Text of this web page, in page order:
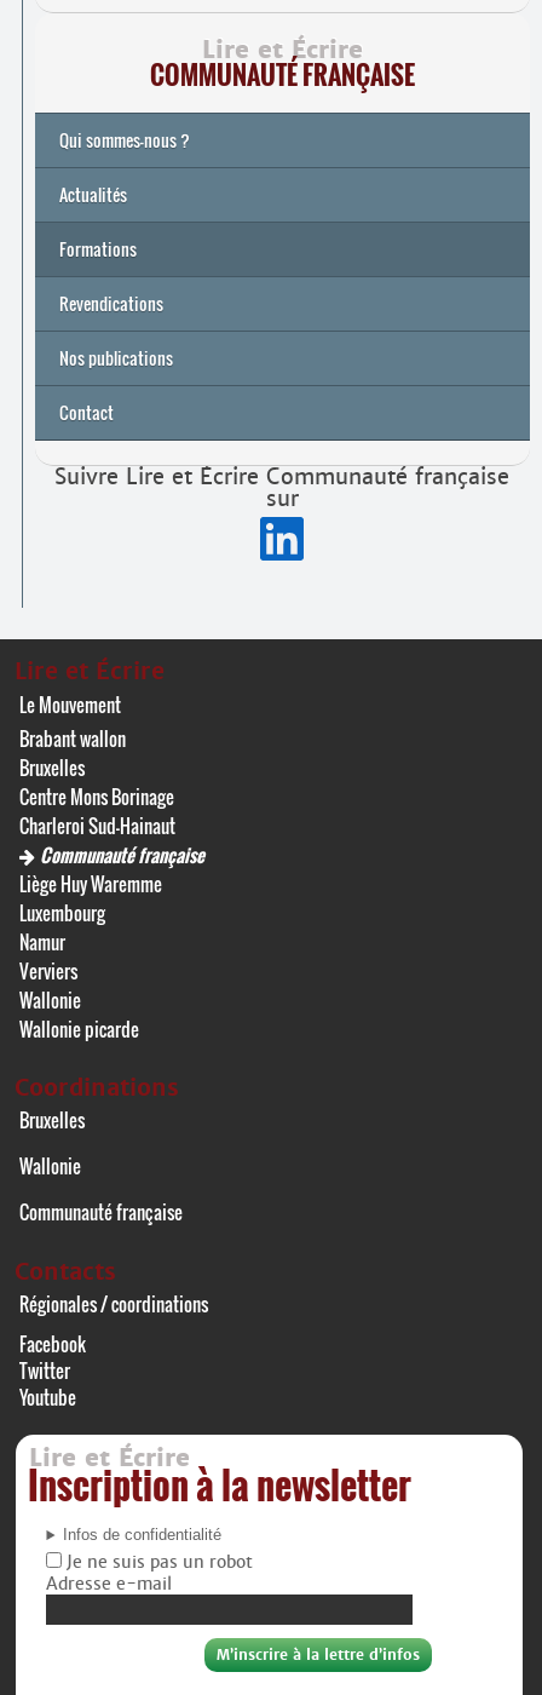
Lire et Écrire
COMMUNAUTÉ FRANÇAISE
Qui sommes-nous ?
Actualités
Formations
Archives
Université de printemps 2026
Revendications
Nos publications
Contact
Suivre Lire et Écrire Communauté française
sur
Lire et Écrire
Le Mouvement
Brabant wallon
Bruxelles
Centre Mons Borinage
Charleroi Sud-Hainaut
Communauté française
Liège Huy Waremme
Luxembourg
Namur
Verviers
Wallonie
Wallonie picarde
Coordinations
Bruxelles
Wallonie
Communauté française
Contacts
Régionales / coordinations
Facebook
Twitter
Youtube
Lire et Écrire
Inscription à la newsletter
Infos de confidentialité
Je ne suis pas un robot
Adresse e-mail